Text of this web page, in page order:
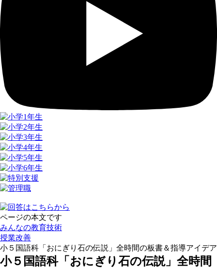
ページの本文です
みんなの教育技術
授業改善
小５国語科「おにぎり石の伝説」全時間の板書＆指導アイデア
小５国語科「おにぎり石の伝説」全時間